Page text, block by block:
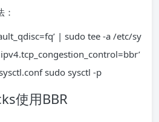
| sudo tee -a /etc/sy
sudo sysctl -p
使用BBR